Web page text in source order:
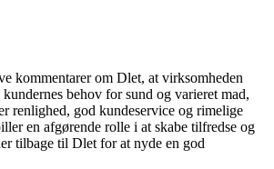
kommentarer om Dlet, at virksomheden
behov for sund og varieret mad,
renlighed, god kundeservice og rimelige
en afgørende rolle i at skabe tilfredse og
tilbage til Dlet for at nyde en god